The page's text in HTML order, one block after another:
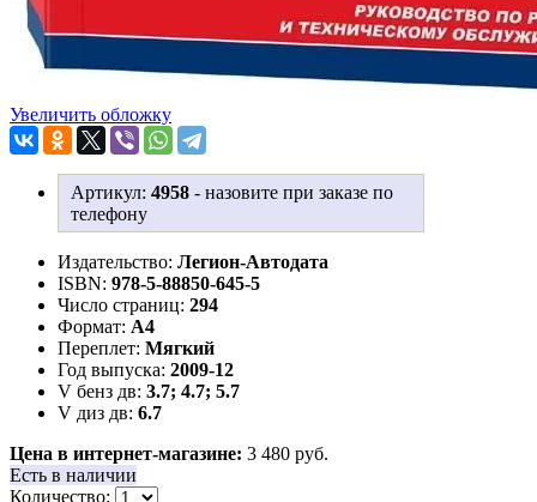
Увеличить обложку
Артикул: 4958 - назовите при заказе по
телефону
Издательство: Легион-Aвтодата
ISBN: 978-5-88850-645-5
Число страниц: 294
Формат: А4
Переплет: Мягкий
Год выпуска: 2009-12
V бенз дв: 3.7; 4.7; 5.7
V диз дв: 6.7
Цена в интернет-магазине: 3 480 руб.
Есть в наличии
Количество: